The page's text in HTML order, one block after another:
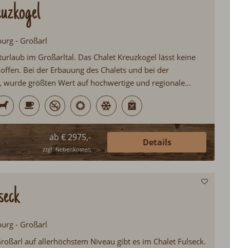
- Großarl
im Großarltal. Das Chalet Kreuzkogel lässt keine
Bei der Erbauung des Chalets und bei der
wurde größten Wert auf hochwertige und regionale
Zur Ausstattung zählen u.a. ein 50m² großer
Kamin, Wellnessbereich mit Sauna &
ab € 2975,-
zzgl. Nebenkosten
Details
- Großarl
auf allerhöchstem Niveau gibt es im Chalet Fulseck.